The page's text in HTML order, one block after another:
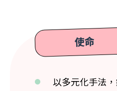
使命
以多元化手法